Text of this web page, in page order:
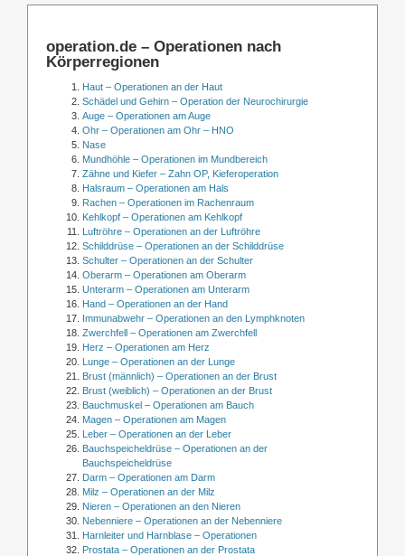
operation.de – Operationen nach
Körperregionen
Haut – Operationen an der Haut
Schädel und Gehirn – Operation der Neurochirurgie
Auge – Operationen am Auge
Ohr – Operationen am Ohr – HNO
Nase
Mundhöhle – Operationen im Mundbereich
Zähne und Kiefer – Zahn OP, Kieferoperation
Halsraum – Operationen am Hals
Rachen – Operationen im Rachenraum
Kehlkopf – Operationen am Kehlkopf
Luftröhre – Operationen an der Luftröhre
Schilddrüse – Operationen an der Schilddrüse
Schulter – Operationen an der Schulter
Oberarm – Operationen am Oberarm
Unterarm – Operationen am Unterarm
Hand – Operationen an der Hand
Immunabwehr – Operationen an den Lymphknoten
Zwerchfell – Operationen am Zwerchfell
Herz – Operationen am Herz
Lunge – Operationen an der Lunge
Brust (männlich) – Operationen an der Brust
Brust (weiblich) – Operationen an der Brust
Bauchmuskel – Operationen am Bauch
Magen – Operationen am Magen
Leber – Operationen an der Leber
Bauchspeicheldrüse – Operationen an der
Bauchspeicheldrüse
Darm – Operationen am Darm
Milz – Operationen an der Milz
Nieren – Operationen an den Nieren
Nebenniere – Operationen an der Nebenniere
Harnleiter und Harnblase – Operationen
Prostata – Operationen an der Prostata